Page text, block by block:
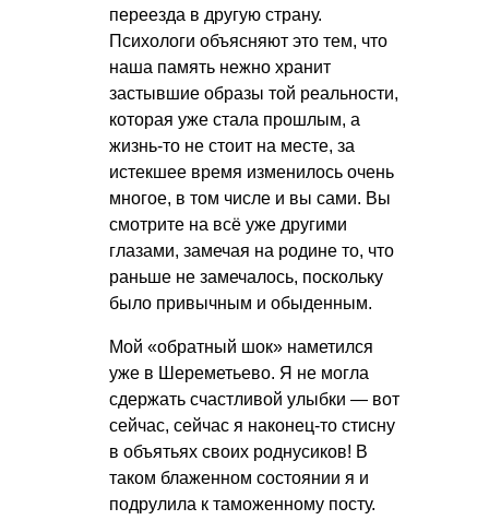
переезда в другую страну.
Психологи объясняют это тем, что
наша память нежно хранит
застывшие образы той реальности,
которая уже стала прошлым, а
жизнь-то не стоит на месте, за
истекшее время изменилось очень
многое, в том числе и вы сами. Вы
смотрите на всё уже другими
глазами, замечая на родине то, что
раньше не замечалось, поскольку
было привычным и обыденным.
Мой «обратный шок» наметился
уже в Шереметьево. Я не могла
сдержать счастливой улыбки — вот
сейчас, сейчас я наконец-то стисну
в объятьях своих роднусиков! В
таком блаженном состоянии я и
подрулила к таможенному посту.